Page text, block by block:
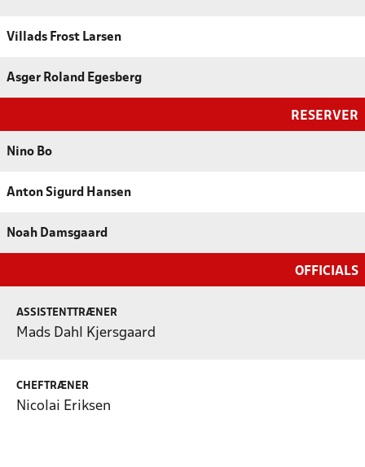
Villads Frost Larsen
Asger Roland Egesberg
RESERVER
Nino Bo
Anton Sigurd Hansen
Noah Damsgaard
OFFICIALS
ASSISTENTTRÆNER
Mads Dahl Kjersgaard
CHEFTRÆNER
Nicolai Eriksen